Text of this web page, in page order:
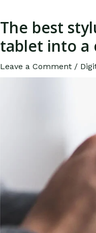
The best
tablet into a
Leave a Comment /